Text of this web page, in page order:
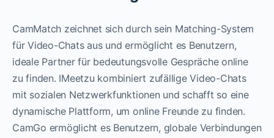
CamMatch zeichnet sich durch sein Matching-System
für Video-Chats aus und ermöglicht es Benutzern,
ideale Partner für bedeutungsvolle Gespräche online
zu finden. IMeetzu kombiniert zufällige Video-Chats
mit sozialen Netzwerkfunktionen und schafft so eine
dynamische Plattform, um online Freunde zu finden.
CamGo ermöglicht es Benutzern, globale Verbindungen